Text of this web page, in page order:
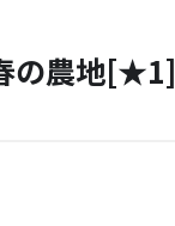
の農地[★1]